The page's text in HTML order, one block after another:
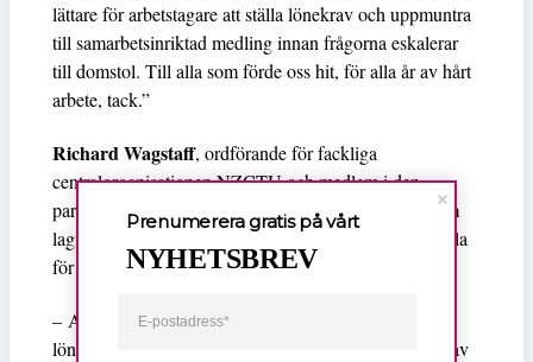
lättare för arbetstagare att ställa lönekrav och uppmuntra
till samarbetsinriktad medling innan frågorna eskalerar
till domstol. Till alla som förde oss hit, för alla år av hårt
arbete, tack.”
Richard Wagstaff, ordförande för fackliga
centralorganisationen NZCTU och medlem i den
partsgemensam arbetsgrupp för lika lön som tagit fram
lagförslaget, kallar beslutet ett av de mest betydelsefulla
för jämställdheten i landet på decennier.
– Arbetande kvinnor har kämpat för att utjämna
löneobalansen mellan könen i årtionden. Antagandet av
Prenumerera gratis på vårt
NYHETSBREV